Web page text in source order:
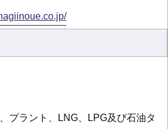
プラント、LNG、LPG及び石油タ